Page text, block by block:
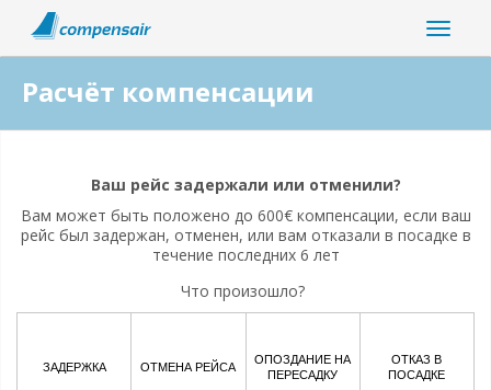
Расчёт компенсации
Да
Ваш рейс задержали или отменили?
Вам может быть положено до 600€ компенсации, если ваш
рейс был задержан, отменен, или вам отказали в посадке в
течение последних 6 лет
Что произошло?
ЗАДЕРЖКА ОТМЕНА РЕЙСА
ОПОЗДАНИЕ НА
ПЕРЕСАДКУ
ОТКАЗ В
ПОСАДКЕ